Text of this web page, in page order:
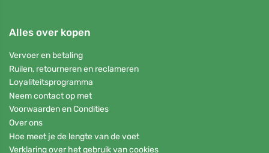
Alles over kopen
Vervoer en betaling
Ruilen, retourneren en reclameren
Loyaliteitsprogramma
Neem contact op met
Voorwaarden en Condities
Over ons
Hoe meet je de lengte van de voet
Verklaring over het gebruik van cookies